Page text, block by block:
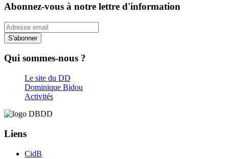
Abonnez-vous à notre lettre d'information
S'abonner
Qui sommes-nous ?
Le site du DD
Dominique Bidou
Activités
Liens
CidB